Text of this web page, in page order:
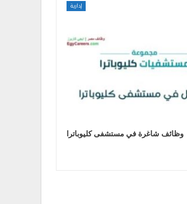
إدارية
وظائف شاغرة في مستشفى كليوباترا